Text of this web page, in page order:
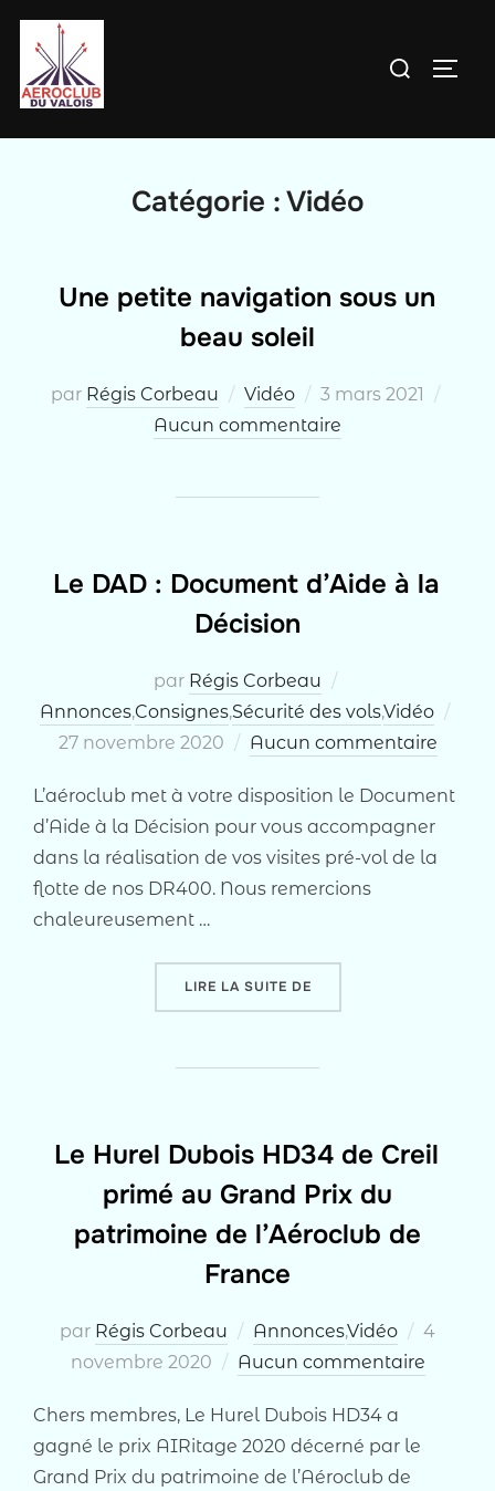
contenu
Rechercher :
Catégorie :Vidéo
Une petite navigation sous un
beau soleil
par Régis Corbeau Vidéo
Publié
le
3 mars 2021
Aucun commentaire
Le DAD : Document d’Aide à la
Décision
par Régis Corbeau
Annonces,Consignes,Sécurité des vols,Vidéo
27 novembre 2020 Aucun commentaire
L’aéroclub met à votre disposition le Document
d’Aide à la Décision pour vous accompagner
dans la réalisation de vos visites pré-vol de la
flotte de nos DR400. Nous remercions
chaleureusement …
LIRE LA SUITE DE« LE DAD : DOCUMENT
Le Hurel Dubois HD34 de Creil
primé au Grand Prix du
patrimoine de l’Aéroclub de
France
par Régis Corbeau Annonces,Vidéo
Publié
le
4
novembre 2020
Aucun commentaire
Chers membres, Le Hurel Dubois HD34 a
gagné le prix AIRitage 2020 décerné par le
Grand Prix du patrimoine de l’Aéroclub de